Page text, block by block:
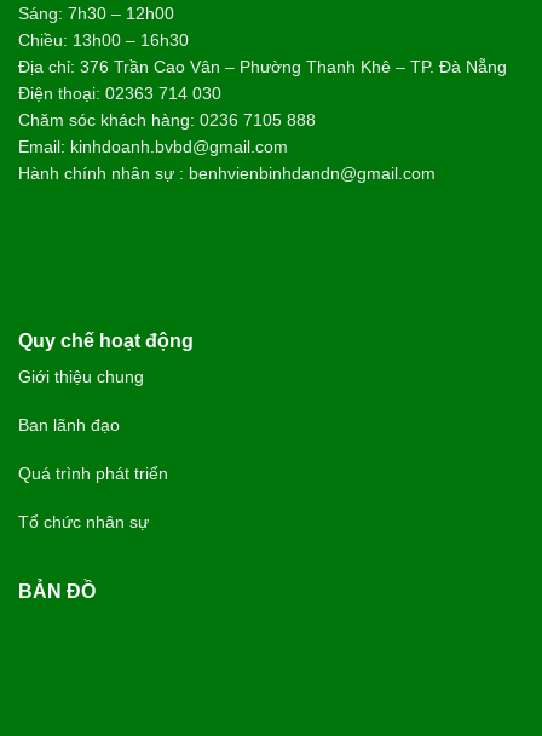
Sáng: 7h30 – 12h00
Chiều: 13h00 – 16h30
Địa chỉ: 376 Trần Cao Vân – Phường Thanh Khê – TP. Đà Nẵng
Điện thoại: 02363 714 030
Chăm sóc khách hàng: 0236 7105 888
Email: kinhdoanh.bvbd@gmail.com
Hành chính nhân sự : benhvienbinhdandn@gmail.com
Quy chế hoạt động
Giới thiệu chung
Ban lãnh đạo
Quá trình phát triển
Tổ chức nhân sự
BẢN ĐỒ